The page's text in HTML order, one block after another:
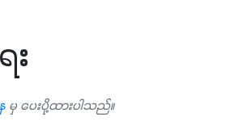
း
မှ ပေးပို့ထားပါသည်။